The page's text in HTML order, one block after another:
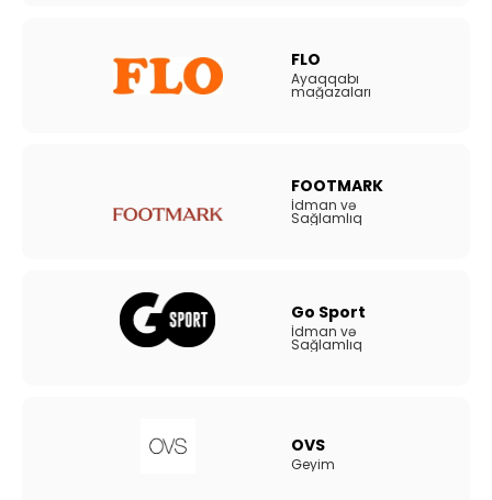
FLO
Ayaqqabı
mağazaları
FOOTMARK
İdman və
Sağlamlıq
Go Sport
İdman və
Sağlamlıq
OVS
Geyim